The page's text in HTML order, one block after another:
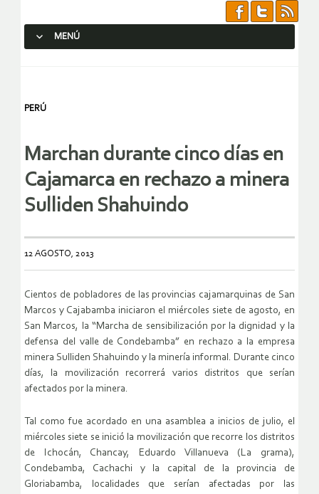
MENÚ
PERÚ
Marchan durante cinco días en
Cajamarca en rechazo a minera
Sulliden Shahuindo
12 AGOSTO, 2013
Cientos de pobladores de las provincias cajamarquinas de San
Marcos y Cajabamba iniciaron el miércoles siete de agosto, en
San Marcos, la “Marcha de sensibilización por la dignidad y la
defensa del valle de Condebamba” en rechazo a la empresa
minera Sulliden Shahuindo y la minería informal. Durante cinco
días, la movilización recorrerá varios distritos que serían
afectados por la minera.
Tal como fue acordado en una asamblea a inicios de julio, el
miércoles siete se inició la movilización que recorre los distritos
de Ichocán, Chancay, Eduardo Villanueva (La grama),
Condebamba, Cachachi y la capital de la provincia de
Gloriabamba, localidades que serían afectadas por las